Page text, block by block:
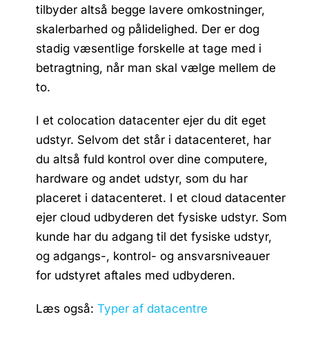
tilbyder altså begge lavere omkostninger,
skalerbarhed og pålidelighed. Der er dog
stadig væsentlige forskelle at tage med i
betragtning, når man skal vælge mellem de
to.
I et colocation datacenter ejer du dit eget
udstyr. Selvom det står i datacenteret, har
du altså fuld kontrol over dine computere,
hardware og andet udstyr, som du har
placeret i datacenteret. I et cloud datacenter
ejer cloud udbyderen det fysiske udstyr. Som
kunde har du adgang til det fysiske udstyr,
og adgangs-, kontrol- og ansvarsniveauer
for udstyret aftales med udbyderen.
Læs også:Typer af datacentre